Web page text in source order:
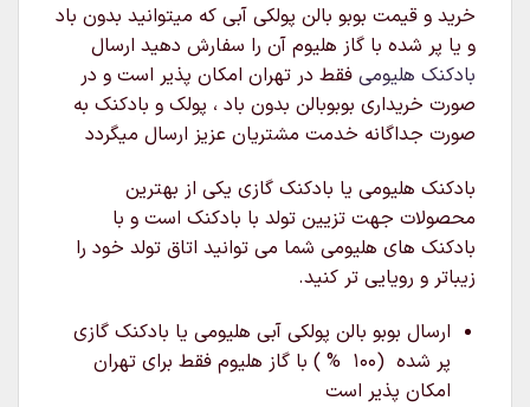
خرید و قیمت بوبو بالن پولکی آبی که میتوانید بدون باد
و یا پر شده با گاز هلیوم آن را سفارش دهید ارسال
بادکنک هلیومی فقط در تهران امکان پذیر است و در
صورت خریداری بوبوبالن بدون باد ، پولک و بادکنک به
صورت جداگانه خدمت مشتریان عزیز ارسال میگردد
بادکنک هلیومی یا بادکنک گازی یکی از بهترین
محصولات جهت تزیین تولد با بادکنک است و با
بادکنک های هلیومی شما می توانید اتاق تولد خود را
زیباتر و رویایی تر کنید.
ارسال بوبو بالن پولکی آبی هلیومی یا بادکنک گازی
پر شده (۱۰۰ % ) با گاز هلیوم فقط برای تهران
امکان پذیر است